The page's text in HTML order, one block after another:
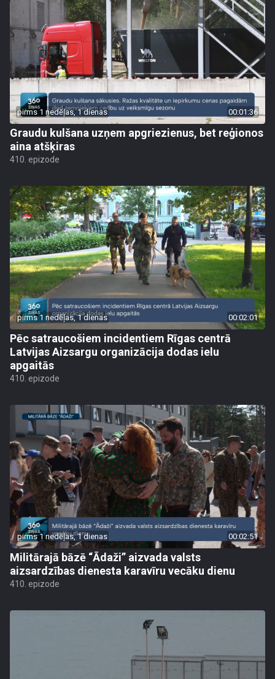
pirms 1 nedēļas, 1 dienas 00:01:36
Graudu kulšana uzņem apgriezienus, bet reģionos
aina atšķiras
410. epizode
pirms 1 nedēļas, 1 dienas 00:02:01
Pēc satraucošiem incidentiem Rīgas centrā
Latvijas Aizsargu organizācija dodas ielu
apgaitās
410. epizode
pirms 1 nedēļas, 1 dienas 00:02:51
Militārajā bāzē “Ādaži” aizvada valsts
aizsardzības dienesta karavīru vecāku dienu
410. epizode